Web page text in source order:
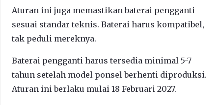
Aturan ini juga memastikan baterai pengganti
sesuai standar teknis. Baterai harus kompatibel,
tak peduli mereknya.
Baterai pengganti harus tersedia minimal 5-7
tahun setelah model ponsel berhenti diproduksi.
Aturan ini berlaku mulai 18 Februari 2027.